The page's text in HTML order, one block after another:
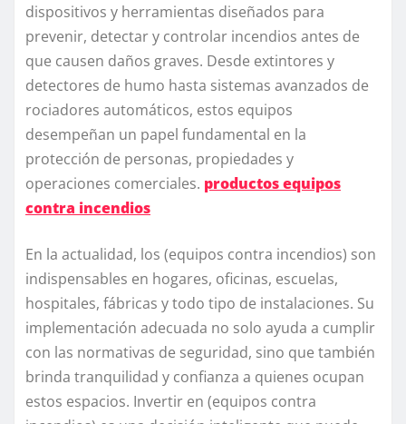
dispositivos y herramientas diseñados para
prevenir, detectar y controlar incendios antes de
que causen daños graves. Desde extintores y
detectores de humo hasta sistemas avanzados de
rociadores automáticos, estos equipos
desempeñan un papel fundamental en la
protección de personas, propiedades y
operaciones comerciales. productos equipos
contra incendios
En la actualidad, los (equipos contra incendios) son
indispensables en hogares, oficinas, escuelas,
hospitales, fábricas y todo tipo de instalaciones. Su
implementación adecuada no solo ayuda a cumplir
con las normativas de seguridad, sino que también
brinda tranquilidad y confianza a quienes ocupan
estos espacios. Invertir en (equipos contra